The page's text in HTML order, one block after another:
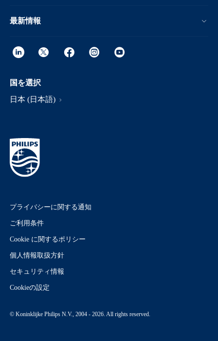
最新情報
国を選択
日本 (日本語)
プライバシーに関する通知
ご利用条件
Cookie に関するポリシー
個人情報取扱方針
セキュリティ情報
Cookieの設定
© Koninklijke Philips N.V., 2004 - 2026. All rights reserved.